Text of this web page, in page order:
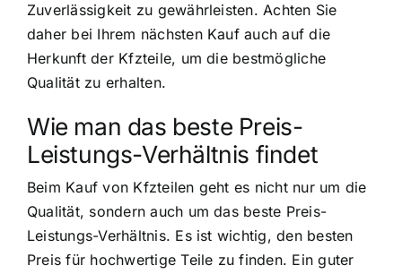
Zuverlässigkeit zu gewährleisten. Achten Sie
daher bei Ihrem nächsten Kauf auch auf die
Herkunft der Kfzteile, um die bestmögliche
Qualität zu erhalten.
Wie man das beste Preis-
Leistungs-Verhältnis findet
Beim Kauf von Kfzteilen geht es nicht nur um die
Qualität, sondern auch um das beste Preis-
Leistungs-Verhältnis. Es ist wichtig, den besten
Preis für hochwertige Teile zu finden. Ein guter